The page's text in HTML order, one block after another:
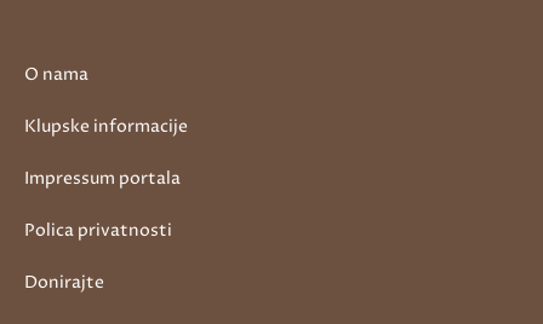
O nama
Klupske informacije
Impressum portala
Polica privatnosti
Donirajte